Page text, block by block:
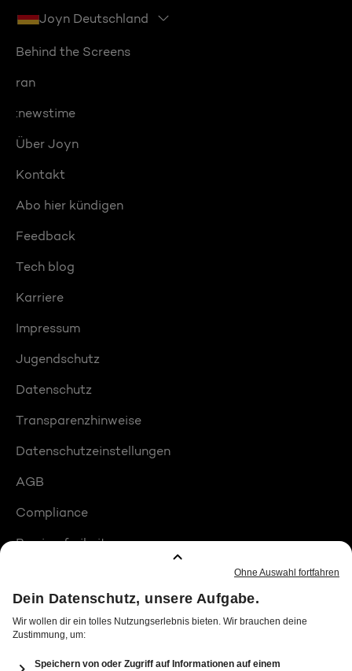
Joyn Deutschland
Behind the Screens
ran
:newstime
Über Joyn
Kontakt
Abo hier kündigen
Feedback
Tech blog
Karriere
Impressum
Jugendschutz
Datenschutz
Transparenzhinweise
Datenschutzeinstellungen
AGB
Compliance
Barrierefreiheit